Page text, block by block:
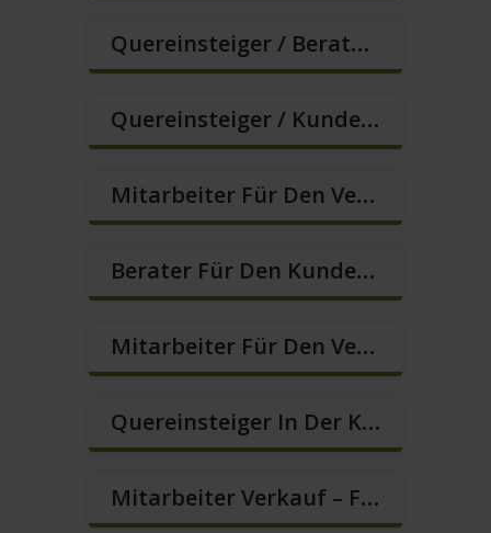
Quereinsteiger / Berater Im Vertrieb / Außendienst (m/w/d)
Quereinsteiger / Kundenberatung (B2C) (m/w/d)
Mitarbeiter Für Den Verkauf / Vertrieb (m/w/d)
Berater Für Den Kundenservice (m/w/d)
Mitarbeiter Für Den Verkauf – Quereinstieg Möglich (m/w/d)
Quereinsteiger In Der Kundenberatung (m/w/d)
Mitarbeiter Verkauf – Festanstellung (m/w/d)